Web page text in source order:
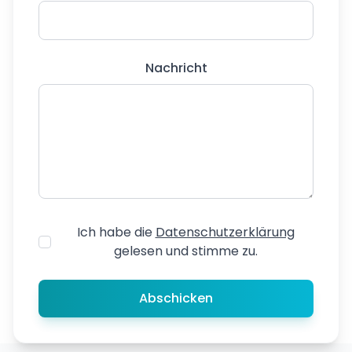
Nachricht
Ich habe die Datenschutzerklärung
gelesen und stimme zu.
Abschicken